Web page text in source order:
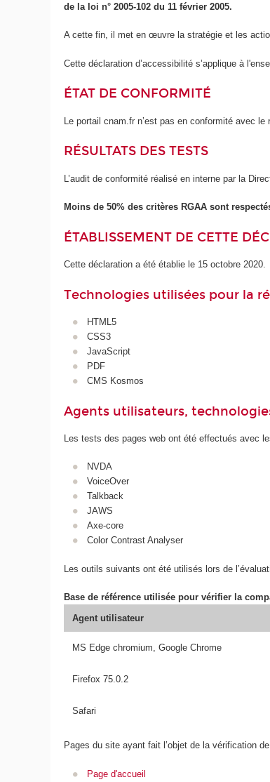
de la loi n° 2005-102 du 11 février 2005.
A cette fin, il met en œuvre la stratégie et les
Cette déclaration d’accessibilité s’applique à
ÉTAT DE CONFORMITÉ
Le portail cnam.fr n’est pas en conformité avec
RÉSULTATS DES TESTS
L’audit de conformité réalisé en interne par la
Moins de 50% des critères RGAA sont
ÉTABLISSEMENT DE CETTE
Cette déclaration a été établie le 15 octobre 2020.
Technologies utilisées pour la
HTML5
CSS3
JavaScript
PDF
CMS Kosmos
Agents utilisateurs,
Les tests des pages web ont été effectués avec
NVDA
VoiceOver
Talkback
JAWS
Axe-core
Color Contrast Analyser
Les outils suivants ont été utilisés lors de
Base de référence utilisée pour vérifier la
Agent utilisateur
MS Edge chromium, Google Chrome
Firefox 75.0.2
Safari
Pages du site ayant fait l’objet de la vérification
Page d'accueil